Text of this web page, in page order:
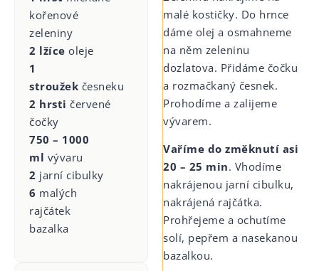
kořenové
zeleniny
2 lžíce oleje
1
stroužek česneku
2 hrsti červené
čočky
750 – 1000
ml vývaru
2 jarní cibulky
6 malých
rajčátek
bazalka
malé kostičky. Do hrnce
dáme olej a osmahneme
na něm zeleninu
dozlatova. Přidáme čočku
a rozmačkaný česnek.
Prohodíme a zalijeme
vývarem.
Vaříme do změknutí asi
20 – 25 min. Vhodíme
nakrájenou jarní cibulku,
nakrájená rajčátka.
Prohřejeme a ochutíme
solí, pepřem a nasekanou
bazalkou.